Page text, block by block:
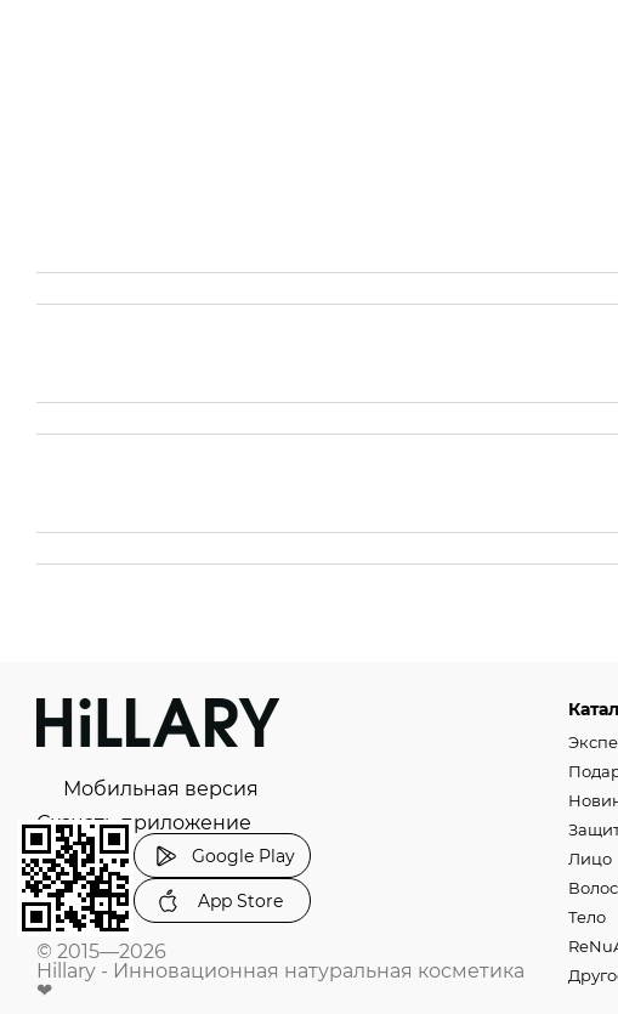
Мобильная версия
Скачать приложение
Google Play
App Store
© 2015—2026
Hillary - Инновационная натуральная косметика
❤
Лицо
Тело